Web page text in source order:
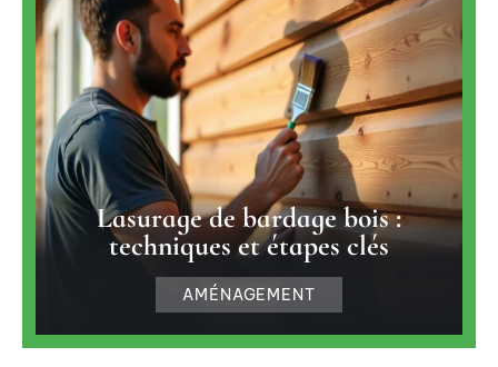
Lasurage de bardage bois :
techniques et étapes clés
AMÉNAGEMENT